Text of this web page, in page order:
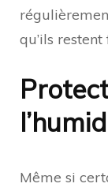
qu’ils
Même si